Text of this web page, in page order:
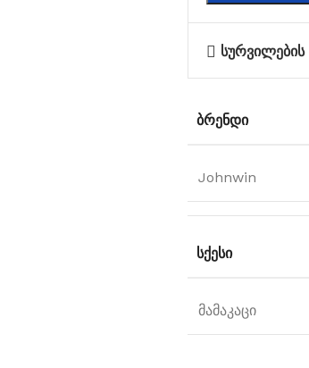
სურვილების
ᲑᲠᲔᲜᲓᲘ
Johnwin
ᲡᲥᲔᲡᲘ
მამაკაცი